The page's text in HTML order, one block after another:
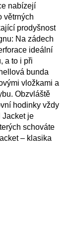
nabízejí
větrných
prodyšnost
Na zádech
ideální
a to i při
bunda
vložkami a
Obzvláště
hodinky vždy
Jacket je
schováte
– klasika